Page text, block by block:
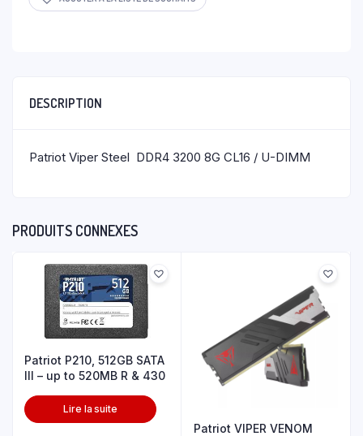
DESCRIPTION
Patriot Viper Steel DDR4 3200 8G CL16 / U-DIMM
PRODUITS CONNEXES
Patriot P210, 512GB SATA
III – up to 520MB R & 430
Lire la suite
Patriot VIPER VENOM